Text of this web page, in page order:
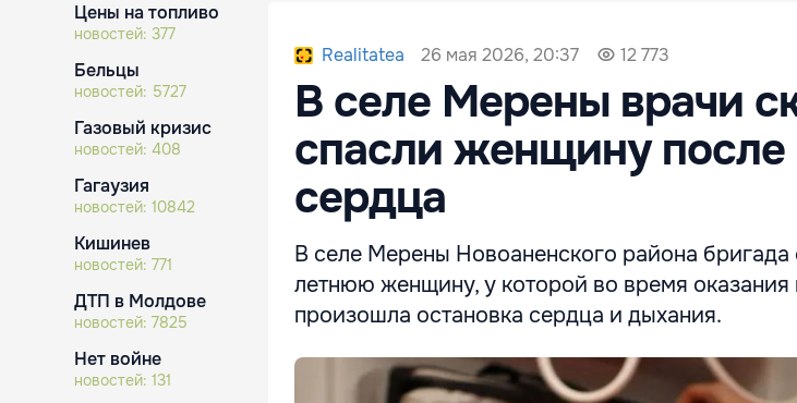
Цены на топливо
новостей: 377
Бельцы
новостей: 5727
Газовый кризис
новостей: 408
Гагаузия
новостей: 10842
Кишинев
новостей: 771
ДТП в Молдове
новостей: 7825
Нет войне
новостей: 131
Realitatea 26 мая 2026, 20:37 12 773
В селе Мерены врачи
спасли женщину после
сердца
В селе Мерены Новоаненского района
летнюю женщину, у которой во время
произошла остановка сердца и дыхания.